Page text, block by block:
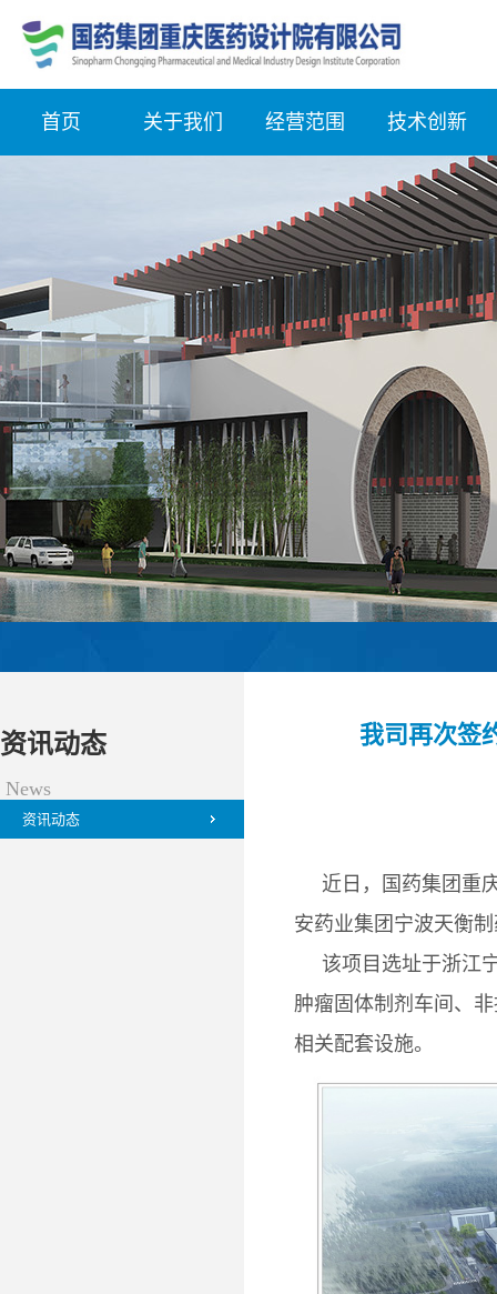
首页 关于我们 经营范围 技术创新
资讯动态
News
资讯动态
我司再次签
近日，国药集团重庆
安药业集团宁波天衡
该项目选址于浙江宁
肿瘤固体制剂车间、
相关配套设施。